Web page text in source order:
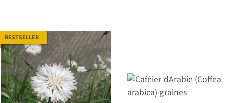
BESTSELLER